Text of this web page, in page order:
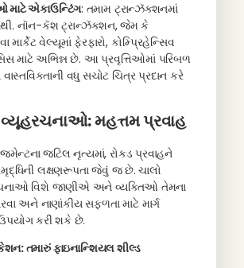
માટે એકાઉન્ટિંગ: તમામ ટ્રાન્ઝૅક્શનમાં
નૉન-કૅશ ટ્રાન્ઝૅક્શન, જેમ કે
વેલ્યૂમાં ફેરફારો, કોમ્પ્રિહેન્સિવ
માટે અભિન્ન છે. આ પ્રવૃત્તિઓમાં પરિબળ
વધુ સચોટ ચિત્ર પ્રદાન કરે
વ્યૂહરચનાઓ: મહત્તમ પ્રવાહ
જટિલ નૃત્યમાં, રોકડ પ્રવાહને
લક્ષણરૂપતા જેવું જ છે. ચાલો
વિશે જાણીએ અને વ્યક્તિઓ તેમના
અને નાણાંકીય સફળતા માટે માર્ગ
કરી શકે છે.
તમારું ફાઇનાન્શિયલ શીલ્ડ